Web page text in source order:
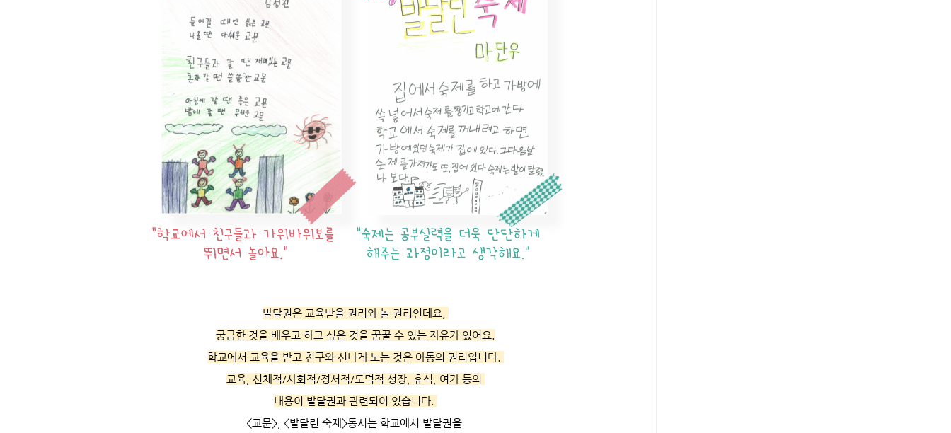
발달권은 교육받을 권리 와 놀 권리 인데요,
궁금한 것을 배우고 하고 싶은 것을 꿈꿀 수 있는 자유가 있어요.
학교에서 교육을 받고 친구와 신나게 노는 것은 아동의 권리입니다.
교육, 신체적/사회적/정서적/도덕적 성장, 휴식, 여가 등의
내용이 발달권과 관련되어 있습니다.
<교문>, <발달린 숙제>동시는 학교에서 발달권을